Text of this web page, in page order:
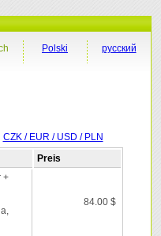
русский
Polski
CZK / EUR / USD / PLN
Preis
+
84.00 $